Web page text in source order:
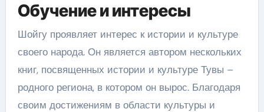
Обучение и интересы
Шойгу проявляет интерес к истории и культуре
своего народа. Он является автором нескольких
книг, посвященных истории и культуре Тувы –
родного региона, в котором он вырос. Благодаря
своим достижениям в области культуры и